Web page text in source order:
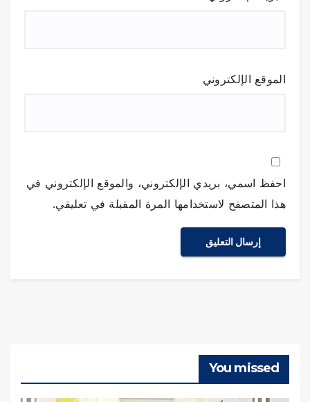
الموقع الإلكتروني
احفظ اسمي، بريدي الإلكتروني، والموقع الإلكتروني في
هذا المتصفح لاستخدامها المرة المقبلة في تعليقي.
You missed